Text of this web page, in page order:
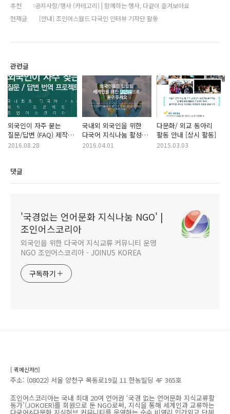
추천
공지사항/행사 (카테고리) | 함께하는 행사, 다같이 즐겨보아요
현재글
[안내] 조인어스월드 다국인 인터뷰 기자단 활동
관련글
외국인이 자주 묻는
질문/답변 (FAQ) 제작
(수집) /번역 활동
2016.08.28
국내외 외국인을 위한
다국어 지식나눔 활성화
봉사활동 (질문 수집
2016.04.01
다문화/ 외교 동아리
활동 안내 [상시 활동]
2015.03.03
댓글
'국경없는 언어문화 지식나눔 NGO' |
조인어스코리아
외국인을 위한 다국어 지식교류 커뮤니티 운영
NGO 조인어스코리아 - JOINUS KOREA
구독하기
[ 퀵메신저🖱️]
주소: (08022) 서울 양천구 목동로19길 11 한농빌딩 4F 365호
조인어스코리아는 국내 최대 20여 언어권 ‘국경 없는 언어문화 지식교류활
동가’(JOKOER)를 회원으로 둔 NGO로써, 지식을 통해 세계인과 교류하는
다국어&다문화 지식허브 커뮤니티를 운영하는 순수 비영리 민간외교 단체